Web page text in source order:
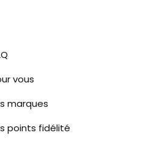
vous
marques
points fidélité